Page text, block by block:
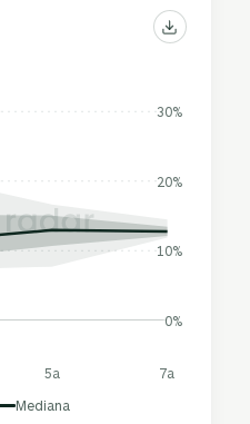
0%
10%
20%
30%
5a 7a
Mediana